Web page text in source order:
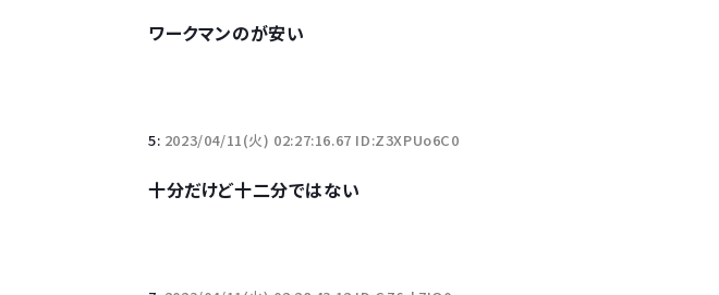
ワークマンのが安い
5: 2023/04/11(火) 02:27:16.67 ID:Z3XPUo6C0
十分だけど十二分ではない